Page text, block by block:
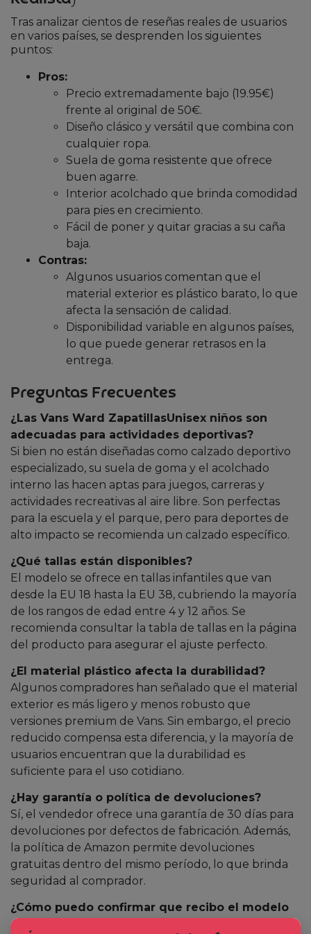
Tras analizar cientos de reseñas reales de usuarios
en varios países, se desprenden los siguientes
puntos:
Pros:
Precio extremadamente bajo (19.95€)
frente al original de 50€.
Diseño clásico y versátil que combina con
cualquier ropa.
Suela de goma resistente que ofrece
buen agarre.
Interior acolchado que brinda comodidad
para pies en crecimiento.
Fácil de poner y quitar gracias a su caña
baja.
Contras:
Algunos usuarios comentan que el
material exterior es plástico barato, lo que
afecta la sensación de calidad.
Disponibilidad variable en algunos países,
lo que puede generar retrasos en la
entrega.
Preguntas Frecuentes
¿Las Vans Ward ZapatillasUnisex niños son
adecuadas para actividades deportivas?
Si bien no están diseñadas como calzado deportivo
especializado, su suela de goma y el acolchado
interno las hacen aptas para juegos, carreras y
actividades recreativas al aire libre. Son perfectas
para la escuela y el parque, pero para deportes de
alto impacto se recomienda un calzado específico.
¿Qué tallas están disponibles?
El modelo se ofrece en tallas infantiles que van
desde la EU 18 hasta la EU 38, cubriendo la mayoría
de los rangos de edad entre 4 y 12 años. Se
recomienda consultar la tabla de tallas en la página
del producto para asegurar el ajuste perfecto.
¿El material plástico afecta la durabilidad?
Algunos compradores han señalado que el material
exterior es más ligero y menos robusto que
versiones premium de Vans. Sin embargo, el precio
reducido compensa esta diferencia, y la mayoría de
usuarios encuentran que la durabilidad es
suficiente para el uso cotidiano.
¿Hay garantía o política de devoluciones?
Sí, el vendedor ofrece una garantía de 30 días para
devoluciones por defectos de fabricación. Además,
la política de Amazon permite devoluciones
gratuitas dentro del mismo período, lo que brinda
seguridad al comprador.
¿Cómo puedo confirmar que recibo el modelo
correcto?